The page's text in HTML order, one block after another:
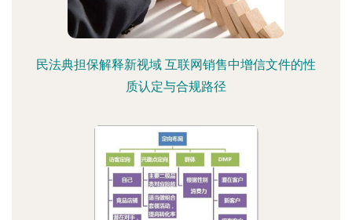
民法典担保解释新视域 互联网销售中增信文件的性
质认定与合规路径